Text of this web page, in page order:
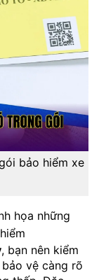
bảo hiểm xe
họa những
, bạn nên kiểm
vệ càng rõ